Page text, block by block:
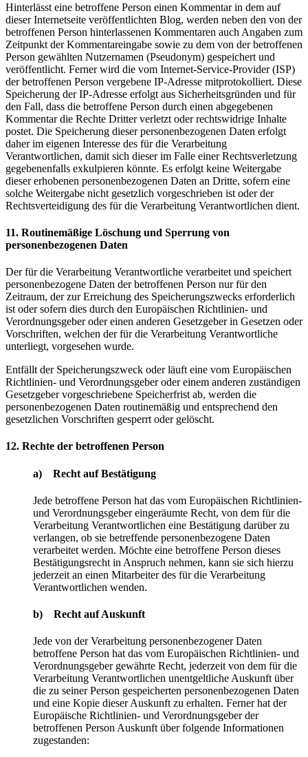
Hinterlässt eine betroffene Person einen Kommentar in dem auf
dieser Internetseite veröffentlichten Blog, werden neben den von der
betroffenen Person hinterlassenen Kommentaren auch Angaben zum
Zeitpunkt der Kommentareingabe sowie zu dem von der betroffenen
Person gewählten Nutzernamen (Pseudonym) gespeichert und
veröffentlicht. Ferner wird die vom Internet-Service-Provider (ISP)
der betroffenen Person vergebene IP-Adresse mitprotokolliert. Diese
Speicherung der IP-Adresse erfolgt aus Sicherheitsgründen und für
den Fall, dass die betroffene Person durch einen abgegebenen
Kommentar die Rechte Dritter verletzt oder rechtswidrige Inhalte
postet. Die Speicherung dieser personenbezogenen Daten erfolgt
daher im eigenen Interesse des für die Verarbeitung
Verantwortlichen, damit sich dieser im Falle einer Rechtsverletzung
gegebenenfalls exkulpieren könnte. Es erfolgt keine Weitergabe
dieser erhobenen personenbezogenen Daten an Dritte, sofern eine
solche Weitergabe nicht gesetzlich vorgeschrieben ist oder der
Rechtsverteidigung des für die Verarbeitung Verantwortlichen dient.
11. Routinemäßige Löschung und Sperrung von
personenbezogenen Daten
Der für die Verarbeitung Verantwortliche verarbeitet und speichert
personenbezogene Daten der betroffenen Person nur für den
Zeitraum, der zur Erreichung des Speicherungszwecks erforderlich
ist oder sofern dies durch den Europäischen Richtlinien- und
Verordnungsgeber oder einen anderen Gesetzgeber in Gesetzen oder
Vorschriften, welchen der für die Verarbeitung Verantwortliche
unterliegt, vorgesehen wurde.
Entfällt der Speicherungszweck oder läuft eine vom Europäischen
Richtlinien- und Verordnungsgeber oder einem anderen zuständigen
Gesetzgeber vorgeschriebene Speicherfrist ab, werden die
personenbezogenen Daten routinemäßig und entsprechend den
gesetzlichen Vorschriften gesperrt oder gelöscht.
12. Rechte der betroffenen Person
a) Recht auf Bestätigung
Jede betroffene Person hat das vom Europäischen Richtlinien-
und Verordnungsgeber eingeräumte Recht, von dem für die
Verarbeitung Verantwortlichen eine Bestätigung darüber zu
verlangen, ob sie betreffende personenbezogene Daten
verarbeitet werden. Möchte eine betroffene Person dieses
Bestätigungsrecht in Anspruch nehmen, kann sie sich hierzu
jederzeit an einen Mitarbeiter des für die Verarbeitung
Verantwortlichen wenden.
b) Recht auf Auskunft
Jede von der Verarbeitung personenbezogener Daten
betroffene Person hat das vom Europäischen Richtlinien- und
Verordnungsgeber gewährte Recht, jederzeit von dem für die
Verarbeitung Verantwortlichen unentgeltliche Auskunft über
die zu seiner Person gespeicherten personenbezogenen Daten
und eine Kopie dieser Auskunft zu erhalten. Ferner hat der
Europäische Richtlinien- und Verordnungsgeber der
betroffenen Person Auskunft über folgende Informationen
zugestanden: